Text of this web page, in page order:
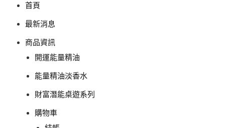
首頁
最新消息
商品資訊
開運能量精油
能量精油淡香水
財富潛能桌遊系列
購物車